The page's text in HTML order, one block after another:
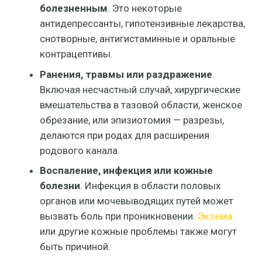
болезненным. Это некоторые
антидепрессанты, гипотензивные лекарства,
снотворные, антигистаминные и оральные
контрацептивы.
Ранения, травмы или раздражение.
Включая несчастный случай, хирургические
вмешательства в тазовой области, женское
обрезание, или эпизиотомия — разрезы,
делаются при родах для расширения
родового канала.
Воспаление, инфекция или кожные
болезни. Инфекция в области половых
органов или мочевыводящих путей может
вызвать боль при проникновении. Экзема
или другие кожные проблемы также могут
быть причиной.